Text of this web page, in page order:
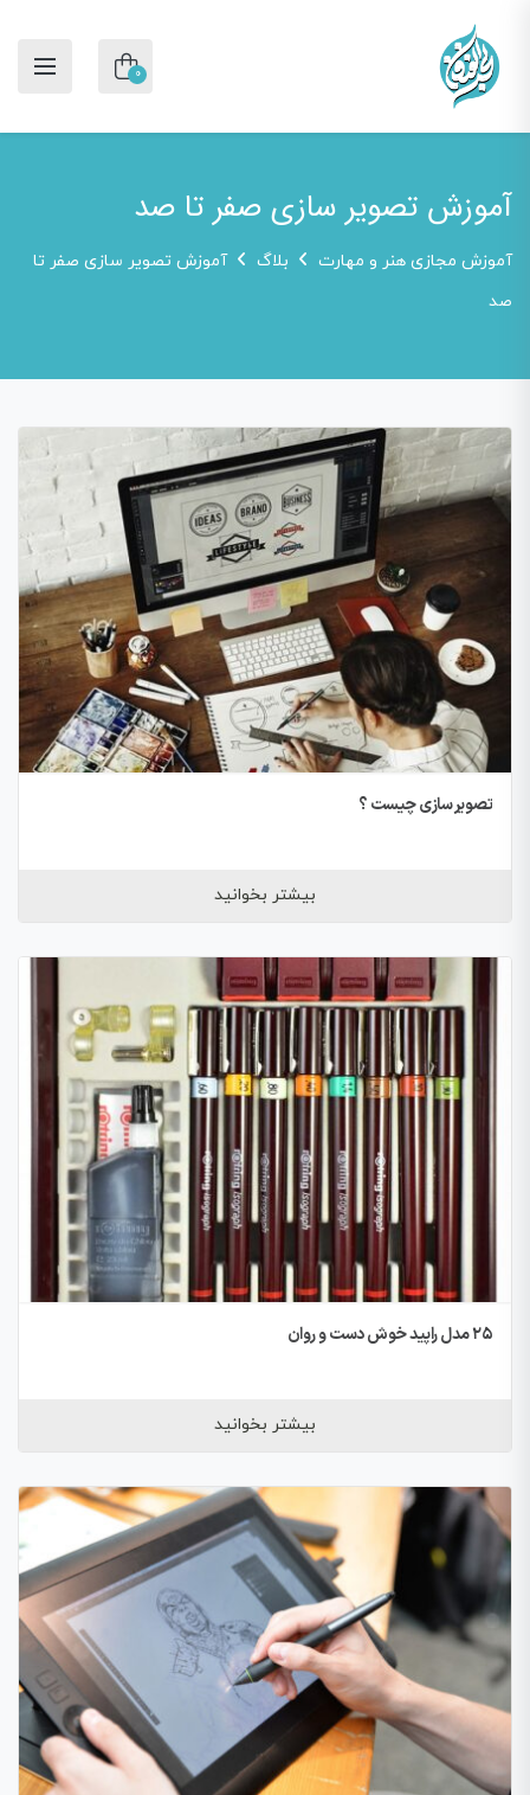
0
آموزش تصویر سازی صفر تا صد
آموزش مجازی هنر و مهارت بلاگ
آموزش تصویر سازی صفر تا
صد
تصویر سازی چیست ؟
بیشتر بخوانید
۲۵ مدل راپید خوش دست و روان
بیشتر بخوانید